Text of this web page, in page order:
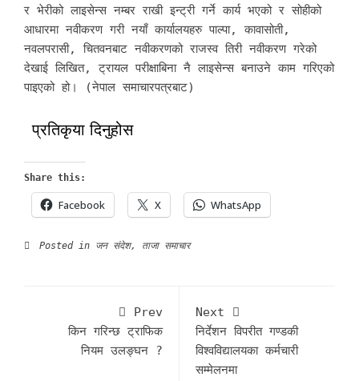
र भेरीको लाइसेन्स नम्बर राखी इन्ट्री गर्ने कार्य भएको र सोहीको
आधारमा नवीकरण गरी नयाँ कार्यालयहरु पाल्पा, कावासोती,
नवलपरासी, चितवनबाट नवीकरणको राजस्व तिरी नवीकरण गरेको
देखाई लिखित, ट्रायल परीक्षाबिना नै लाइसेन्स बनाउने काम गरिएको
पाइएको हो। (नेपाल समाचारपत्रबाट)
प्रतिकृया दिनुहोस
Share this:
Facebook X WhatsApp
Posted in जन संदेश, ताजा समाचार
Prev
किन गरिन्छ ट्राफिक
नियम उलङ्घन ?
Next
निर्देशन विपरीत गण्डकी
विश्वविद्यालयका कर्मचारी
सम्मेलनमा